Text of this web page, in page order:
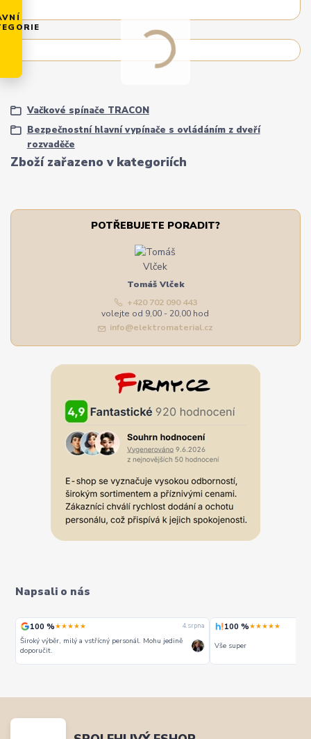
Zboží zařazeno v kategoriích
Vačkové spínače TRACON
Bezpečnostní hlavní vypínače s ovládáním z dveří
rozvaděče
POTŘEBUJETE PORADIT?
Tomáš Vlček
+420 702 090 443
volejte od 9,00 - 20,00 hod
info@elektromaterial.cz
Napsali o nás
100 %★★★★★ 4. srpna
Široký výběr, milý a vstřícný personál. Mohu jedině
doporučit.
100 %★★★★★
Vše super